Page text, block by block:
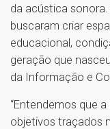
da acústica
buscaram criar
educacional,
geração que
da Informação e
“Entendemos que
objetivos traçados